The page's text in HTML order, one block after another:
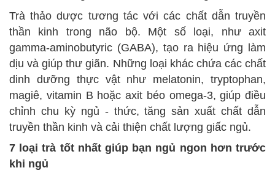
Trà thảo dược tương tác với các chất dẫn truyền
thần kinh trong não bộ. Một số loại, như axit
gamma-aminobutyric (GABA), tạo ra hiệu ứng làm
dịu và giúp thư giãn. Những loại khác chứa các chất
dinh dưỡng thực vật như melatonin, tryptophan,
magiê, vitamin B hoặc axit béo omega-3, giúp điều
chỉnh chu kỳ ngủ - thức, tăng sản xuất chất dẫn
truyền thần kinh và cải thiện chất lượng giấc ngủ.
7 loại trà tốt nhất giúp bạn ngủ ngon hơn trước
khi ngủ